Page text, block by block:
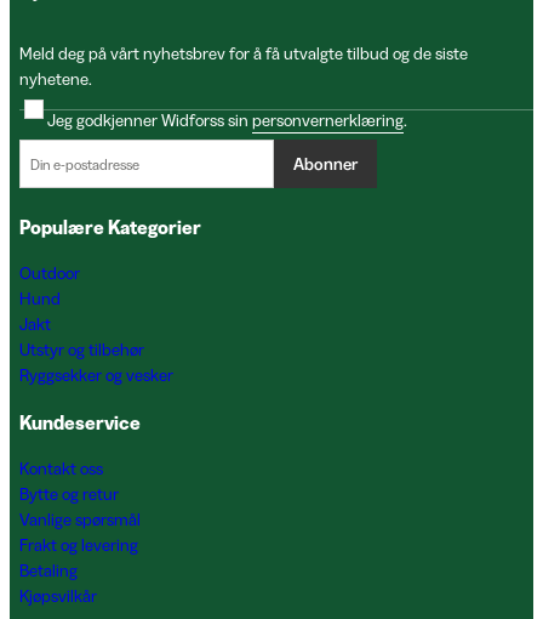
Meld deg på vårt nyhetsbrev for å få utvalgte tilbud og de siste
nyhetene.
Jeg godkjenner Widforss sin personvernerklæring.
Abonner
Populære Kategorier
Outdoor
Hund
Jakt
Utstyr og tilbehør
Ryggsekker og vesker
Kundeservice
Kontakt oss
Bytte og retur
Vanlige spørsmål
Frakt og levering
Betaling
Kjøpsvilkår